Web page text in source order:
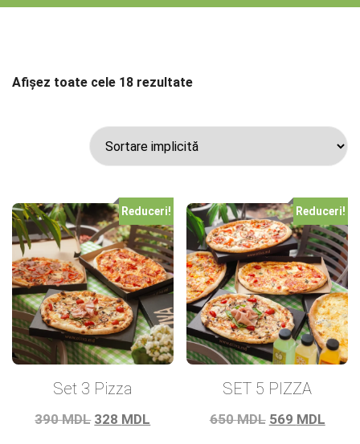
Afișez toate cele 18 rezultate
Reduceri!
Set 3 Pizza
390MDL Prețul
328 MDL
Reduceri!
SET 5 PIZZA
650MDL Prețul
569 MDL